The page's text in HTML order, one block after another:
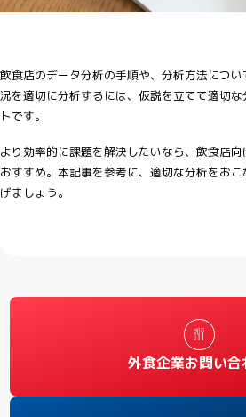
飲食店のデータ分析の手順や、分析方法につ
況を適切に分析するには、仮説を立てて適切
トです。
より効率的に課題を解決したいなら、飲食店
おすすめ。本記事を参考に、適切な分析をお
げましょう。
外食企業お問い合